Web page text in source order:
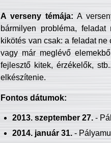
A verseny témája: A
bármilyen probléma, feladat
kikötés van csak: a feladat
vagy már meglévő
fejlesztő kitek, érzékelők,
elkészítenie.
Fontos dátumok:
2013. szeptember 27.-
2014. január 31.-